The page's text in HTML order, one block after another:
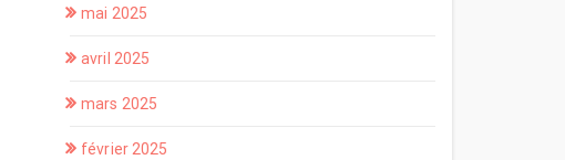
mai 2025
avril 2025
mars 2025
février 2025